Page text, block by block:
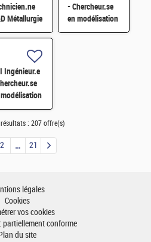
Métallurgie
- Chercheur.se
en modélisation
mécanique H/F
Ingénieur.e
H/F
: 207 offre(s)
2 21
légales
Cookies
vos cookies
partiellement conforme
du site